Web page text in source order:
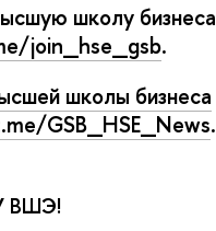
школу бизнеса
join_hse_gsb.
школы бизнеса
GSB_HSE_News.
ВШЭ!